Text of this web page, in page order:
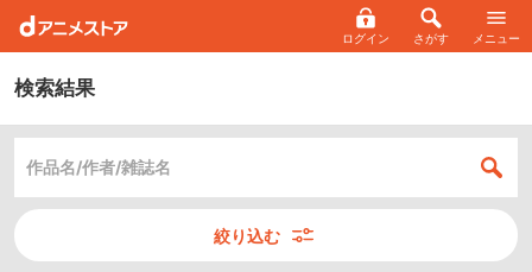
ログイン さがす メニュー
検索結果
絞り込む